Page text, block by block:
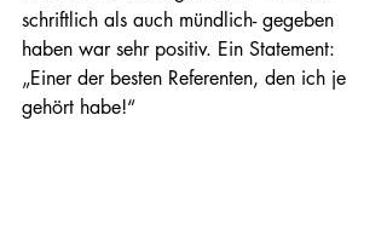
schriftlich als auch mündlich- gegeben
haben war sehr positiv. Ein Statement:
„Einer der besten Referenten, den ich je
gehört habe!“